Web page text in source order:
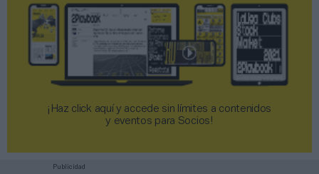
¡Haz click aquí y accede sin límites a contenidos
y eventos para Socios!​​​​​​​
Publicidad